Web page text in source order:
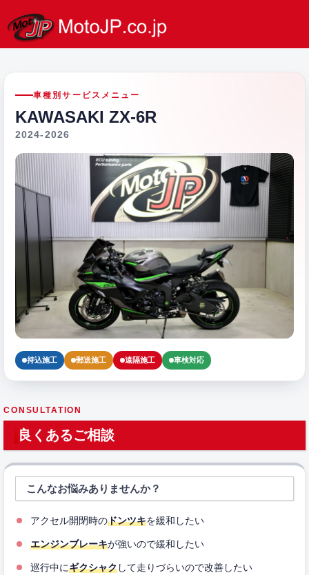
車種別サービスメニュー
KAWASAKI ZX-6R
2024-2026
持込施工 郵送施工 遠隔施工 車検対応
CONSULTATION
良くあるご相談
こんなお悩みありませんか？
アクセル開閉時のドンツキを緩和したい
エンジンブレーキが強いので緩和したい
巡行中にギクシャクして走りづらいので改善したい